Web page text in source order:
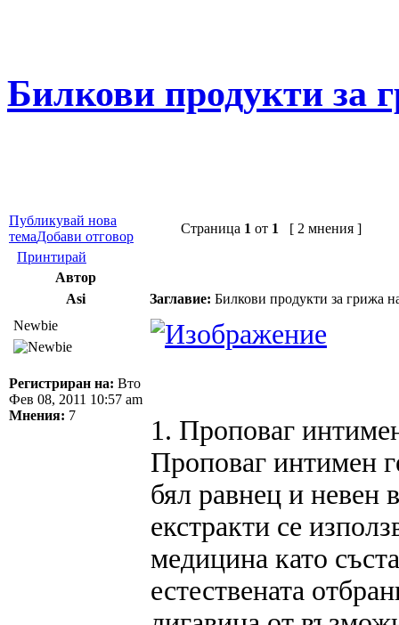
Билкови продукти за
Публикувай нова
темаДобави отговор
Страница 1 от 1
[ 2 мнения ]
Принтирай
Автор
Asi
Заглавие: Билкови продукти за грижа
Newbie
Регистриран на: Вто
Фев 08, 2011 10:57 am
Мнения: 7
1. Проповаг
Проповаг интимен
бял равнец и невен
екстракти се
медицина като
естествената